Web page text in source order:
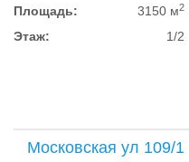
Площадь: 3150 м2
Этаж: 1/2
Московская ул 109/1